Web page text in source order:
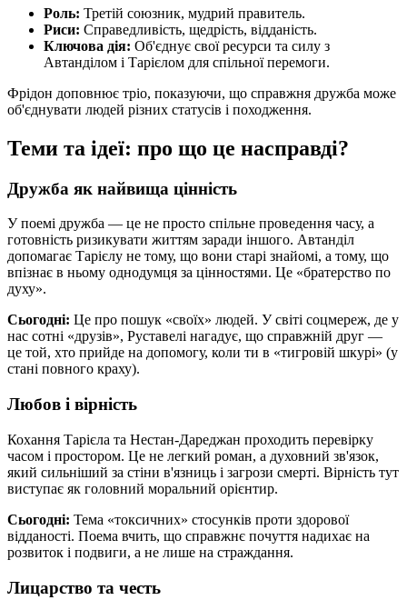
Роль: Третій союзник, мудрий правитель.
Риси: Справедливість, щедрість, відданість.
Ключова дія: Об'єднує свої ресурси та силу з
Автанділом і Тарієлом для спільної перемоги.
Фрідон доповнює тріо, показуючи, що справжня дружба може
об'єднувати людей різних статусів і походження.
Теми та ідеї: про що це насправді?
Дружба як найвища цінність
У поемі дружба — це не просто спільне проведення часу, а
готовність ризикувати життям заради іншого. Автанділ
допомагає Тарієлу не тому, що вони старі знайомі, а тому, що
впізнає в ньому однодумця за цінностями. Це «братерство по
духу».
Сьогодні: Це про пошук «своїх» людей. У світі соцмереж, де у
нас сотні «друзів», Руставелі нагадує, що справжній друг —
це той, хто прийде на допомогу, коли ти в «тигровій шкурі» (у
стані повного краху).
Любов і вірність
Кохання Тарієла та Нестан-Дареджан проходить перевірку
часом і простором. Це не легкий роман, а духовний зв'язок,
який сильніший за стіни в'язниць і загрози смерті. Вірність тут
виступає як головний моральний орієнтир.
Сьогодні: Тема «токсичних» стосунків проти здорової
відданості. Поема вчить, що справжнє почуття надихає на
розвиток і подвиги, а не лише на страждання.
Лицарство та честь